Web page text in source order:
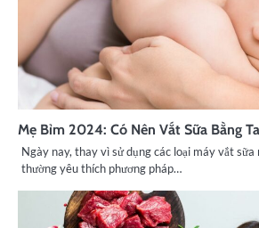
Mẹ Bỉm 2024: Có Nên Vắt Sữa Bằng
Ngày nay, thay vì sử dụng các loại máy vắt sữa
thường yêu thích phương pháp…